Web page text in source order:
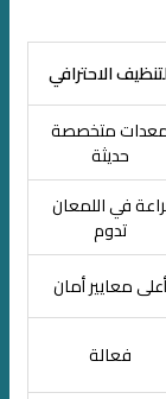
الاحترافي
متخصصة
حديثة
في اللمعان
تدوم
أعلى معايير أمان
فعالة